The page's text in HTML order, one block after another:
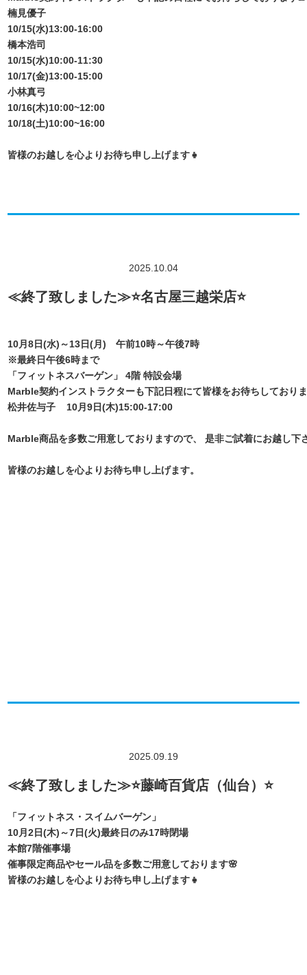
楠見優子
10/15(水)13:00-16:00
橋本浩司
10/15(水)10:00-11:30
10/17(金)13:00-15:00
小林真弓
10/16(木)10:00~12:00
10/18(土)10:00~16:00
皆様のお越しを心よりお待ち申し上げます👧
2025.10.04
≪終了致しました≫⭐名古屋三越栄店⭐
10月8日(水)～13日(月) 午前10時～午後7時
※最終日午後6時まで
「フィットネスバーゲン」4階 特設会場
Marble契約インストラクターも下記日程にて皆様をお待ちしており
松井佐与子 10月9日(木)15:00-17:00
Marble商品を多数ご用意しておりますので、 是非ご試着にお越し
皆様のお越しを心よりお待ち申し上げます。
2025.09.19
≪終了致しました≫⭐️藤崎百貨店（仙台）⭐️
「フィットネス・スイムバーゲン」
10月2日(木)～7日(火)最終日のみ17時閉場
本館7階催事場
催事限定商品やセール品を多数ご用意しております🌸
皆様のお越しを心よりお待ち申し上げます👧